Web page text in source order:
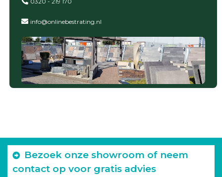
info@onlinebestrating.nl
Bezoek onze showroom of neem
contact op voor gratis advies